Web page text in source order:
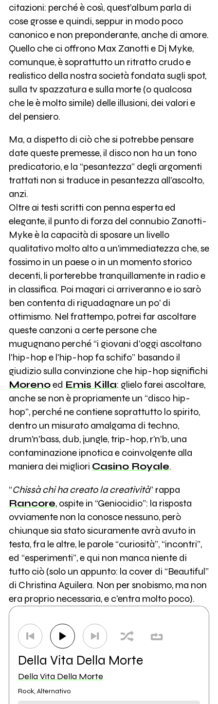
citazioni: perché è così, quest'album parla di
cose grosse e quindi, seppur in modo poco
canonico e non preponderante, anche di amore.
Quello che ci offrono Max Zanotti e Dj Myke,
comunque, è soprattutto un ritratto crudo e
realistico della nostra società fondata sugli spot,
sulla tv spazzatura e sulla morte (o qualcosa
che le è molto simile) delle illusioni, dei valori e
del pensiero.
Ma, a dispetto di ciò che si potrebbe pensare
date queste premesse, il disco non ha un tono
predicatorio, e la “pesantezza” degli argomenti
trattati non si traduce in pesantezza all'ascolto,
anzi.
Oltre ai testi scritti con penna esperta ed
elegante, il punto di forza del connubio Zanotti-
Myke è la capacità di sposare un livello
qualitativo molto alto a un'immediatezza che, se
fossimo in un paese o in un momento storico
decenti, li porterebbe tranquillamente in radio e
in classifica. Poi magari ci arriveranno e io sarò
ben contenta di riguadagnare un po' di
ottimismo. Nel frattempo, potrei far ascoltare
queste canzoni a certe persone che
mugugnano perché “i giovani d'oggi ascoltano
l'hip-hop e l'hip-hop fa schifo” basando il
giudizio sulla convinzione che hip-hop significhi
Morenoed Emis Killa: glielo farei ascoltare,
anche se non è propriamente un “disco hip-
hop”, perché ne contiene soprattutto lo spirito,
dentro un misurato amalgama di techno,
drum'n'bass, dub, jungle, trip-hop, r'n'b, una
contaminazione ipnotica e coinvolgente alla
maniera dei migliori Casino Royale.
“Chissà chi ha creato la creatività” rappa
Rancore, ospite in “Geniocidio”: la risposta
ovviamente non la conosce nessuno, però
chiunque sia stato sicuramente avrà avuto in
testa, fra le altre, le parole “curiosità”, “incontri”,
ed “esperimenti”, e qui non manca niente di
tutto ciò (solo un appunto: la cover di “Beautiful”
di Christina Aguilera. Non per snobismo, ma non
era proprio necessaria, e c'entra molto poco).
Della Vita Della Morte
Della Vita Della Morte
Rock, Alternativo